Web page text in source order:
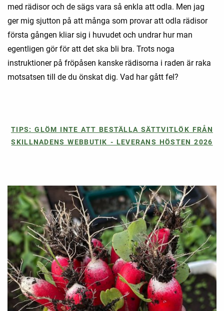
med rädisor och de sägs vara så enkla att odla. Men jag
ger mig sjutton på att många som provar att odla rädisor
första gången kliar sig i huvudet och undrar hur man
egentligen gör för att det ska bli bra. Trots noga
instruktioner på fröpåsen kanske rädisorna i raden är raka
motsatsen till de du önskat dig. Vad har gått fel?
TIPS: GLÖM INTE ATT BESTÄLLA SÄTTVITLÖK FRÅN
SKILLNADENS WEBBUTIK - LEVERANS HÖSTEN 2026